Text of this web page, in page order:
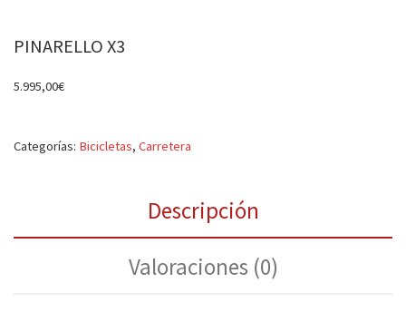
PINARELLO X3
5.995,00€
Categorías: Bicicletas, Carretera
Descripción
Valoraciones (0)